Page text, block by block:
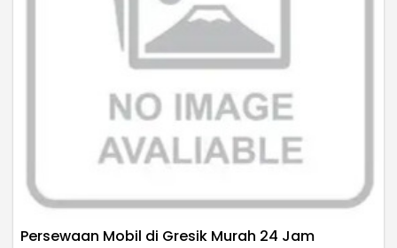
Persewaan Mobil di Gresik Murah 24 Jam